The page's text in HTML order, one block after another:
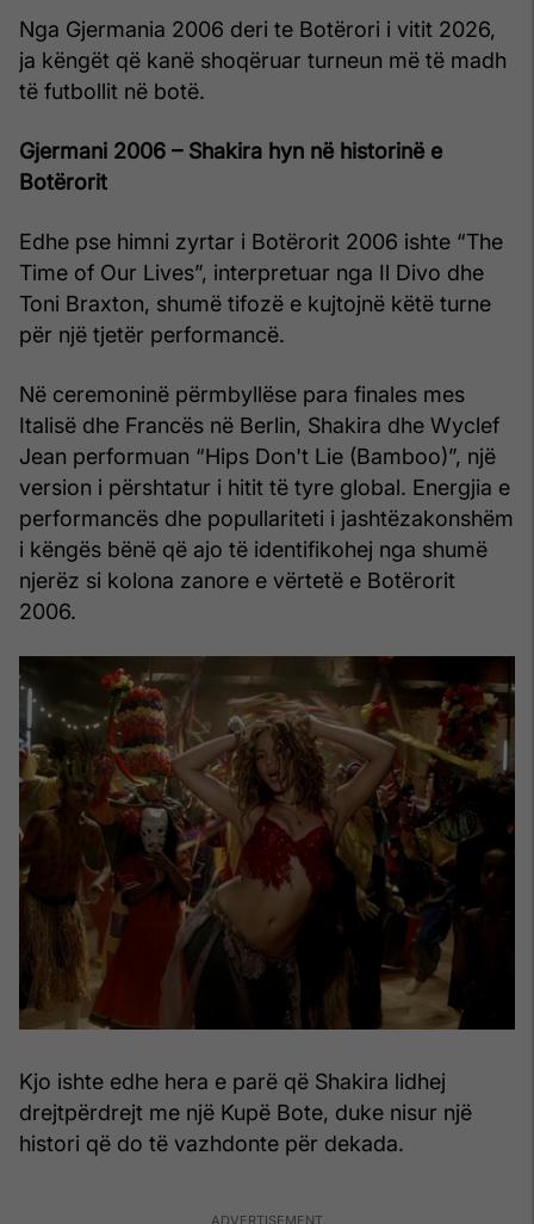
Nga Gjermania 2006 deri te Botërori i vitit 2026,
ja këngët që kanë shoqëruar turneun më të madh
të futbollit në botë.
Gjermani 2006 – Shakira hyn në historinë e
Botërorit
Edhe pse himni zyrtar i Botërorit 2006 ishte “The
Time of Our Lives”, interpretuar nga Il Divo dhe
Toni Braxton, shumë tifozë e kujtojnë këtë turne
për një tjetër performancë.
Në ceremoninë përmbyllëse para finales mes
Italisë dhe Francës në Berlin, Shakira dhe Wyclef
Jean performuan “Hips Don't Lie (Bamboo)”, një
version i përshtatur i hitit të tyre global. Energjia e
performancës dhe popullariteti i jashtëzakonshëm
i këngës bënë që ajo të identifikohej nga shumë
njerëz si kolona zanore e vërtetë e Botërorit
2006.
Kjo ishte edhe hera e parë që Shakira lidhej
drejtpërdrejt me një Kupë Bote, duke nisur një
histori që do të vazhdonte për dekada.